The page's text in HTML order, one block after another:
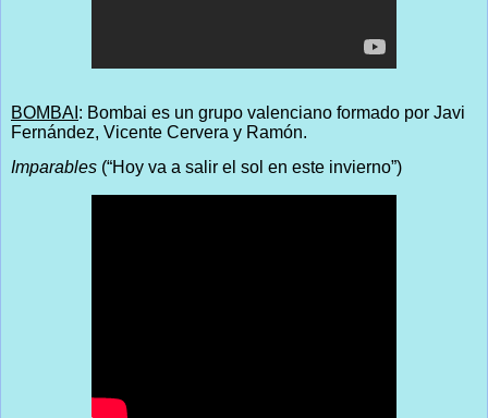
BOMBAI : Bombai es un grupo valenciano formado por Javi
Fernández, Vicente Cervera y Ramón.
Imparables (“Hoy va a salir el sol en este invierno”)